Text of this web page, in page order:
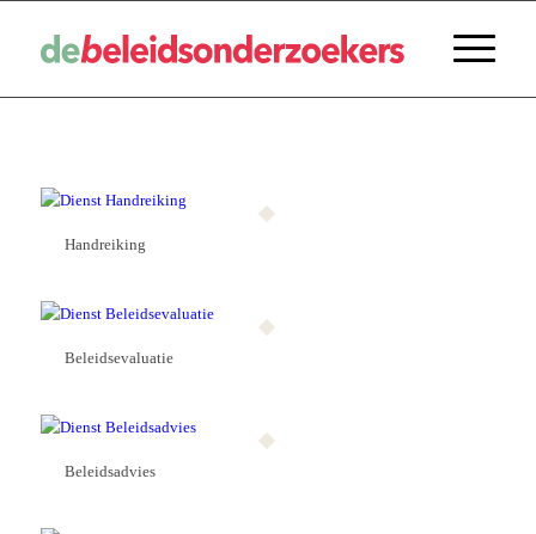
Handreiking
Beleidsevaluatie
Beleidsadvies